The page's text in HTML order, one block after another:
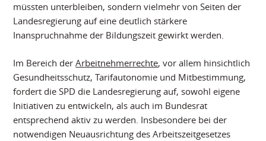
müssten unterbleiben, sondern vielmehr von Seiten der
Landesregierung auf eine deutlich stärkere
Inanspruchnahme der Bildungszeit gewirkt werden.
Im Bereich derArbeitnehmerrechte, vor allem hinsichtlich
Gesundheitsschutz, Tarifautonomie und Mitbestimmung,
fordert die SPD die Landesregierung auf, sowohl eigene
Initiativen zu entwickeln, als auch im Bundesrat
entsprechend aktiv zu werden. Insbesondere bei der
notwendigen Neuausrichtung des Arbeitszeitgesetzes